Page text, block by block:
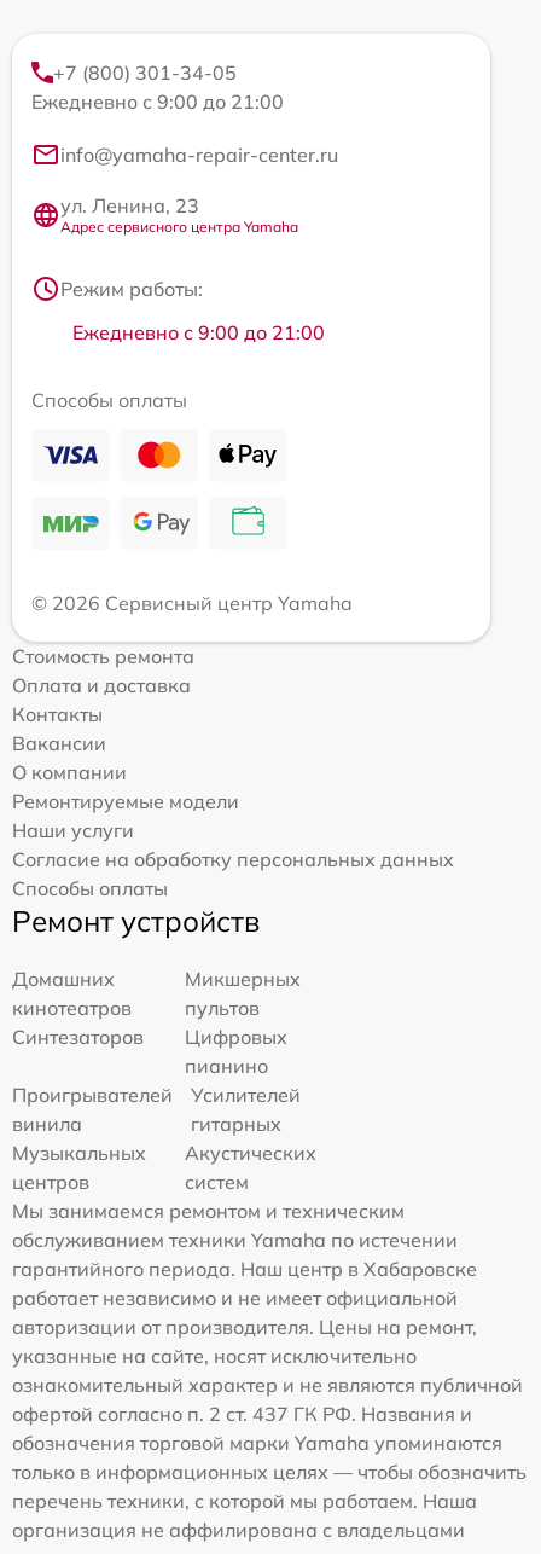
+7 (800) 301-34-05
Ежедневно с 9:00 до 21:00
info@yamaha-repair-center.ru
ул. Ленина, 23
Адрес сервисного центра Yamaha
Режим работы:
Ежедневно с 9:00 до 21:00
Способы оплаты
© 2026 Сервисный центр Yamaha
Стоимость ремонта
Оплата и доставка
Контакты
Вакансии
О компании
Ремонтируемые модели
Наши услуги
Согласие на обработку персональных данных
Способы оплаты
Ремонт устройств
Домашних
кинотеатров
Микшерных
пультов
Синтезаторов
Цифровых
пианино
Проигрывателей
винила
Усилителей
гитарных
Музыкальных
центров
Акустических
систем
Мы занимаемся ремонтом и техническим
обслуживанием техники Yamaha по истечении
гарантийного периода. Наш центр в Хабаровске
работает независимо и не имеет официальной
авторизации от производителя. Цены на ремонт,
указанные на сайте, носят исключительно
ознакомительный характер и не являются публичной
офертой согласно п. 2 ст. 437 ГК РФ. Названия и
обозначения торговой марки Yamaha упоминаются
только в информационных целях — чтобы обозначить
перечень техники, с которой мы работаем. Наша
организация не аффилирована с владельцами